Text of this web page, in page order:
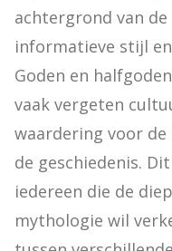
achtergrond van
informatieve stijl
Goden en
vaak vergeten
waardering voor de
de geschiedenis.
iedereen die de
mythologie wil